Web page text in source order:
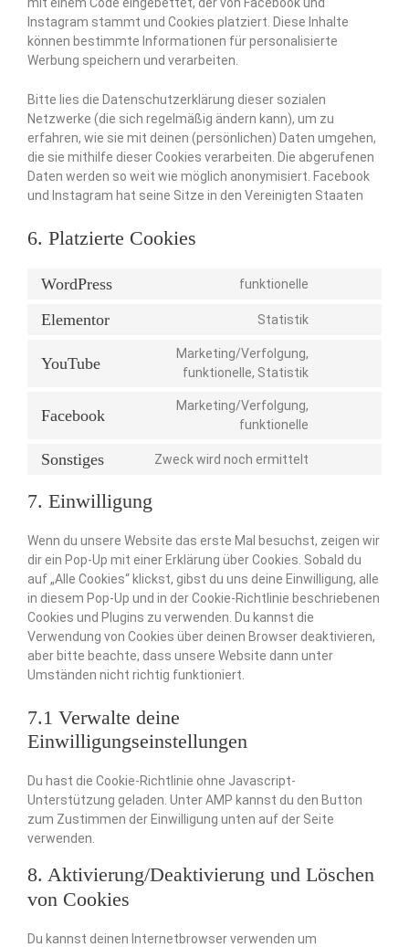
Instagram stammt und Cookies platziert. Diese Inhalte
können bestimmte Informationen für personalisierte
Werbung speichern und verarbeiten.
Bitte lies die Datenschutzerklärung dieser sozialen
Netzwerke (die sich regelmäßig ändern kann), um zu
erfahren, wie sie mit deinen (persönlichen) Daten umgehen,
die sie mithilfe dieser Cookies verarbeiten. Die abgerufenen
Daten werden so weit wie möglich anonymisiert. Facebook
und Instagram hat seine Sitze in den Vereinigten Staaten
6. Platzierte Cookies
WordPress funktionelle
Elementor Statistik
YouTube
Marketing/Verfolgung,
funktionelle, Statistik
Facebook
Marketing/Verfolgung,
funktionelle
Sonstiges Zweck wird noch ermittelt
7. Einwilligung
Wenn du unsere Website das erste Mal besuchst, zeigen wir
dir ein Pop-Up mit einer Erklärung über Cookies. Sobald du
auf „Alle Cookies“ klickst, gibst du uns deine Einwilligung, alle
in diesem Pop-Up und in der Cookie-Richtlinie beschriebenen
Cookies und Plugins zu verwenden. Du kannst die
Verwendung von Cookies über deinen Browser deaktivieren,
aber bitte beachte, dass unsere Website dann unter
Umständen nicht richtig funktioniert.
7.1 Verwalte deine
Einwilligungseinstellungen
Du hast die Cookie-Richtlinie ohne Javascript-
Unterstützung geladen. Unter AMP kannst du den Button
zum Zustimmen der Einwilligung unten auf der Seite
verwenden.
8. Aktivierung/Deaktivierung und Löschen
von Cookies
Du kannst deinen Internetbrowser verwenden um